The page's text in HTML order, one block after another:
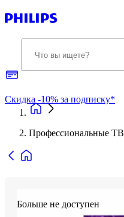
Скидка -10% за подписку*
Профессиональные ТВ
Больше не доступен